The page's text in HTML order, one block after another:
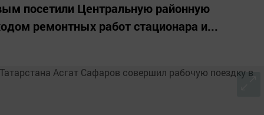
посетили Центральную районную
ремонтных работ стационара и...